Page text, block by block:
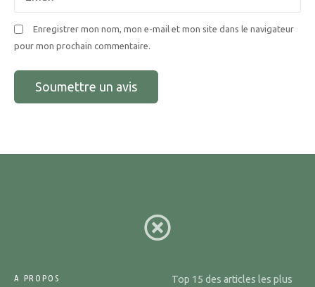
Enregistrer mon nom, mon e-mail et mon site dans le navigateur
pour mon prochain commentaire.
A PROPOS
Top 15 des articles les plus